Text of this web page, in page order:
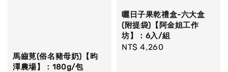
馬齒莧(俗名豬母奶)【昀
澤農場】：180g/包
曬日子果乾禮盒-六大盒
(附提袋)【阿金姐工作
坊】：6入/組
Regular
NT$ 4,260